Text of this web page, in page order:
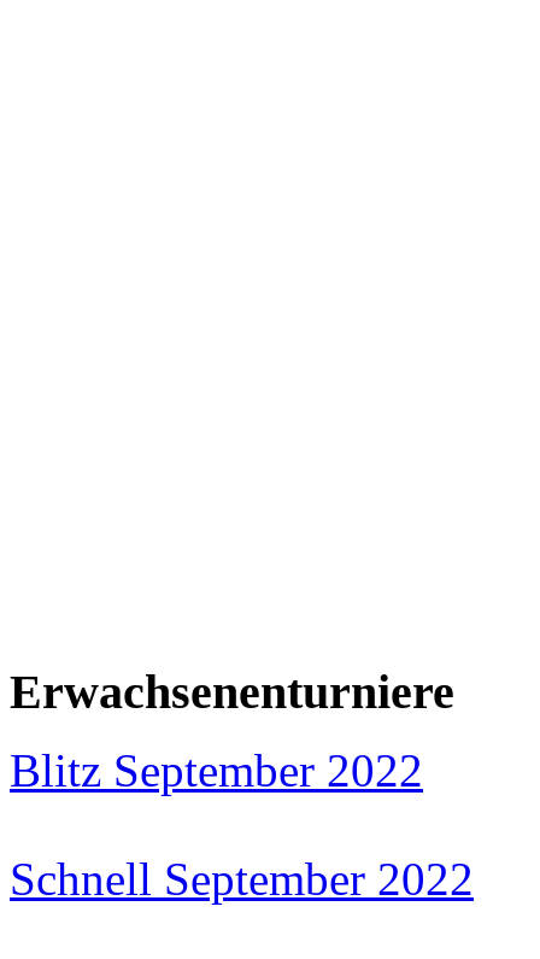
Erwachsenenturniere
Blitz September 2022
Schnell September 2022